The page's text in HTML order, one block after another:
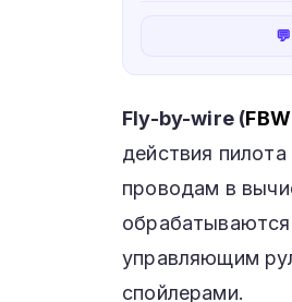
Fly-by-wire (FBW
действия
проводам в
управляющим
спойлерами.